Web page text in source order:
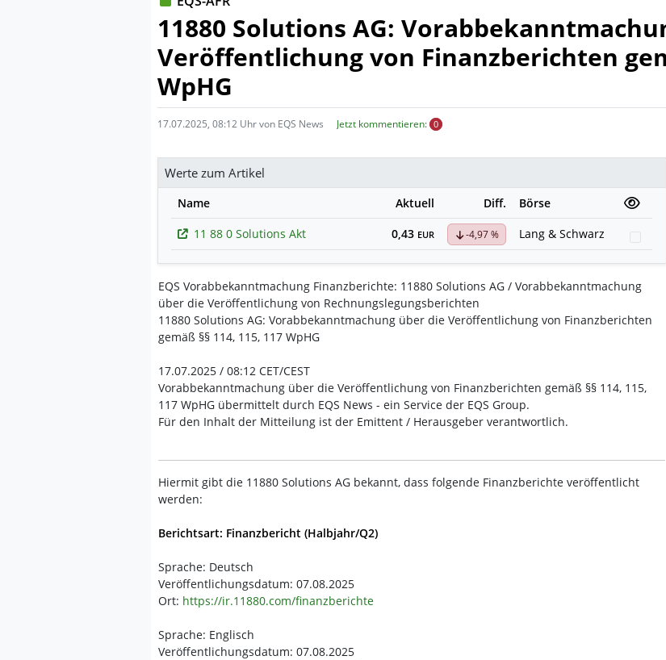
11880 Solutions AG:
Veröffentlichung von Finanzberichten
WpHG
17.07.2025, 08:12 Uhr von EQS News Jetzt kommentieren: 0
Werte zum Artikel
Name Aktuell Diff.
Börse
11 88 0 Solutions Akt
0,43 EUR -4,97 % Lang & Schwarz
EQS Vorabbekanntmachung Finanzberichte: 11880 Solutions AG / Vorabbekanntmachung
über die Veröffentlichung von Rechnungslegungsberichten
11880 Solutions AG: Vorabbekanntmachung über die Veröffentlichung von Finanzberichten
gemäß §§ 114, 115, 117 WpHG
17.07.2025 / 08:12 CET/CEST
Vorabbekanntmachung über die Veröffentlichung von Finanzberichten gemäß §§ 114, 115,
117 WpHG übermittelt durch EQS News - ein Service der EQS Group.
Für den Inhalt der Mitteilung ist der Emittent / Herausgeber verantwortlich.
Hiermit gibt die 11880 Solutions AG bekannt, dass folgende Finanzberichte veröffentlicht
werden:
Berichtsart: Finanzbericht (Halbjahr/Q2)
Sprache: Deutsch
Veröffentlichungsdatum: 07.08.2025
Ort: https://ir.11880.com/finanzberichte
Sprache: Englisch
Veröffentlichungsdatum: 07.08.2025